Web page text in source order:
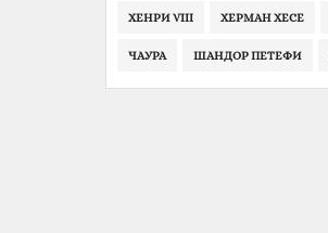
ХЕНРИ VIII ХЕРМАН ХЕСЕ
ЧАУРА ШАНДОР ПЕТЕФИ‎